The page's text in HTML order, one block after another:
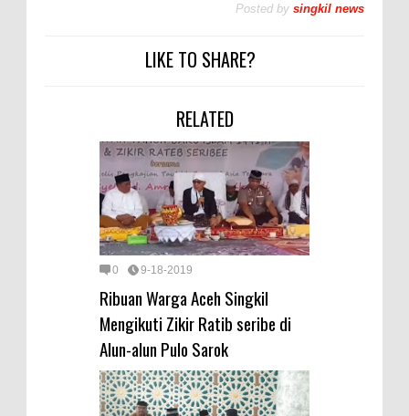
Posted by singkil news
LIKE TO SHARE?
RELATED
0 9-18-2019
Ribuan Warga Aceh Singkil
Mengikuti Zikir Ratib seribe di
Alun-alun Pulo Sarok